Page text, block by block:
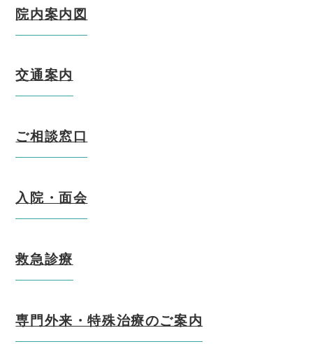
院内案内図
交通案内
ご相談窓口
入院・面会
救急診療
専門外来・特殊治療のご案内